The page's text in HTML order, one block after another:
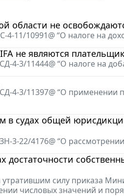
области не
11/10991@ “О налоге на
не являются
3/11444@ “О налоге на
4-3/11397@ “О применении
в судах общей
3-22/4176@ “О
силу приказа
числовых значений и